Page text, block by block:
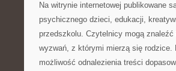
Na witrynie internetowej publikowane
psychicznego dzieci, edukacji,
przedszkolu. Czytelnicy mogą
wyzwań, z którymi mierzą się
możliwość odnalezienia treści